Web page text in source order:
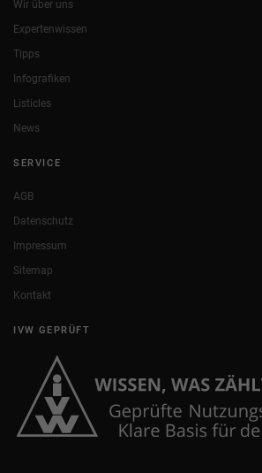
Wir über uns
Expertenwissen
Tipps
Infografiken
Listicles
News
SERVICE
AGB
Datenschutz
Impressum
Sitemap
Kontakt
IVW GEPRÜFT